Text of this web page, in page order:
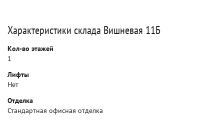
Характеристики склада Вишневая 11Б
Кол-во этажей
1
Лифты
Нет
Отделка
Стандартная офисная отделка